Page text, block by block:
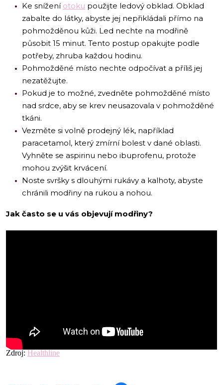
Ke snížení otoku použijte ledový obklad. Obklad
zabalte do látky, abyste jej nepřikládali přímo na
pohmožděnou kůži. Led nechte na modřině
působit 15 minut. Tento postup opakujte podle
potřeby, zhruba každou hodinu.
Pohmožděné místo nechte odpočívat a příliš jej
nezatěžujte.
Pokud je to možné, zvedněte pohmožděné místo
nad srdce, aby se krev neusazovala v pohmožděné
tkáni.
Vezměte si volně prodejný lék, například
paracetamol, který zmírní bolest v dané oblasti.
Vyhněte se aspirinu nebo ibuprofenu, protože
mohou zvýšit krvácení.
Noste svršky s dlouhými rukávy a kalhoty, abyste
chránili modřiny na rukou a nohou.
Jak často se u vás objevují modřiny?
Zdroj: Healthline